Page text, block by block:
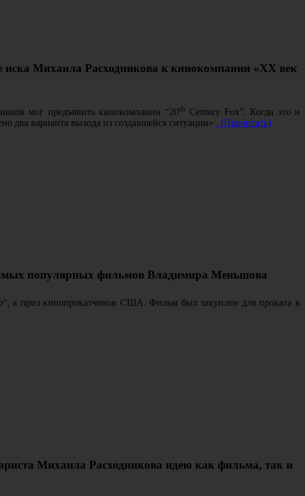
иска Михаила Расходникова к кинокомпании «ХХ век
мог предъявить кинокомпании “20th Century Fox”. Когда это и
два варианта выхода из создавшейся ситуации»
[Прочитать]
популярных фильмов Владимира Меньшова
а приз кинопрокатчиков США. Фильм был закуплен для проката в
Михаила Расходникова идею как фильма, так и